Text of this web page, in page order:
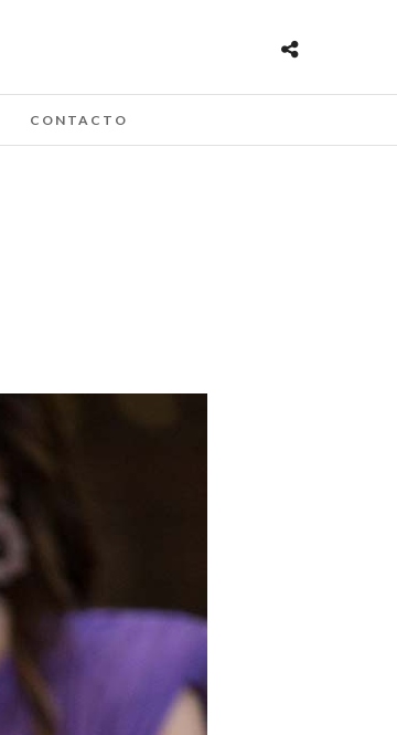
CONTACTO